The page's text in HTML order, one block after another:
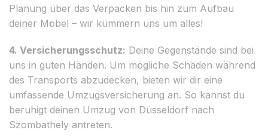
Planung über das Verpacken bis hin zum Aufbau
deiner Möbel – wir kümmern uns um alles!
4. Versicherungsschutz: Deine Gegenstände sind bei
uns in guten Händen. Um mögliche Schäden während
des Transports abzudecken, bieten wir dir eine
umfassende Umzugsversicherung an. So kannst du
beruhigt deinen Umzug von Düsseldorf nach
Szombathely antreten.